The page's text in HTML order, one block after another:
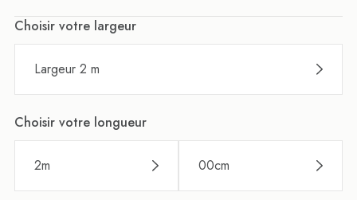
Choisir votre largeur
Largeur 2 m
Choisir votre longueur
2m 00cm